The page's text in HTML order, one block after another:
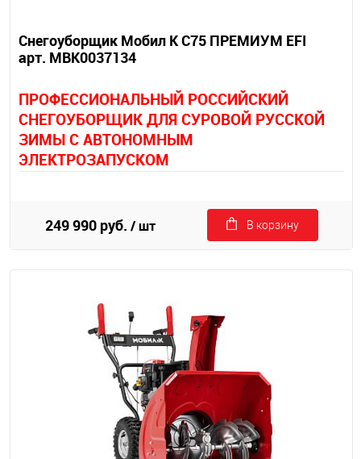
Снегоуборщик Мобил К С75 ПРЕМИУМ EFI
арт. MBK0037134
ПРОФЕССИОНАЛЬНЫЙ РОССИЙСКИЙ
СНЕГОУБОРЩИК ДЛЯ СУРОВОЙ РУССКОЙ
ЗИМЫ С АВТОНОМНЫМ
ЭЛЕКТРОЗАПУСКОМ
249 990 руб. / шт В корзину